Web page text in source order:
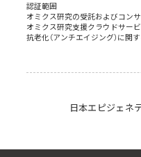
認証範囲
オミクス研究の受託およびコン
オミクス研究支援クラウドサー
抗老化（アンチエイジング）に
日本エピジェネ